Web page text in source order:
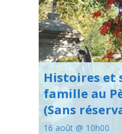
Histoires et
famille au
(Sans
16 août @ 10h00